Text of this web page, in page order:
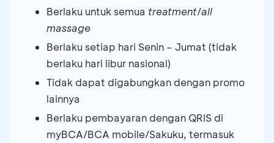
Berlaku untuk semua treatment/all
massage
Berlaku setiap hari Senin – Jumat (tidak
berlaku hari libur nasional)
Tidak dapat digabungkan dengan promo
lainnya
Berlaku pembayaran dengan QRIS di
myBCA/BCA mobile/Sakuku, termasuk